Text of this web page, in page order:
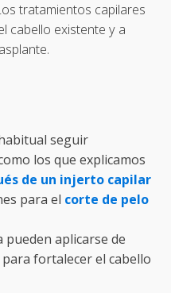
tratamientos capilares
cabello existente y a
seguir
los que explicamos
de un injerto capilar
para el corte de pelo
pueden aplicarse de
fortalecer el cabello